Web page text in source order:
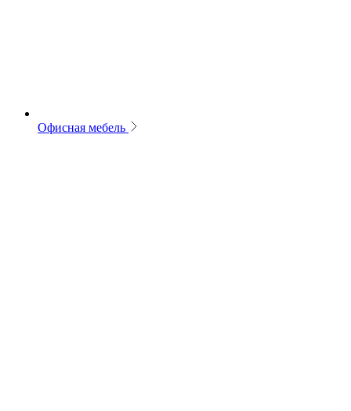
Офисная мебель